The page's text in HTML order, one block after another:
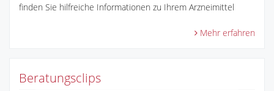
finden Sie hilfreiche Informationen zu Ihrem Arzneimittel
Mehr erfahren
Beratungsclips